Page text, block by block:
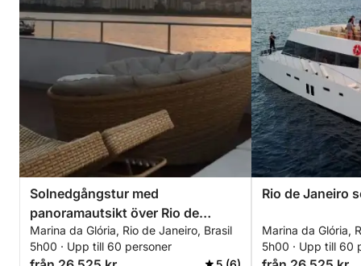
Solnedgångstur med
panoramautsikt över Rio de
Janeiro (endast för grupper)
Marina da Glória, Rio de Janeiro, Brasil
5h00 · Upp till 60 personer
Rio de Janeiro
Marina da Glória,
5h00 · Upp till 60